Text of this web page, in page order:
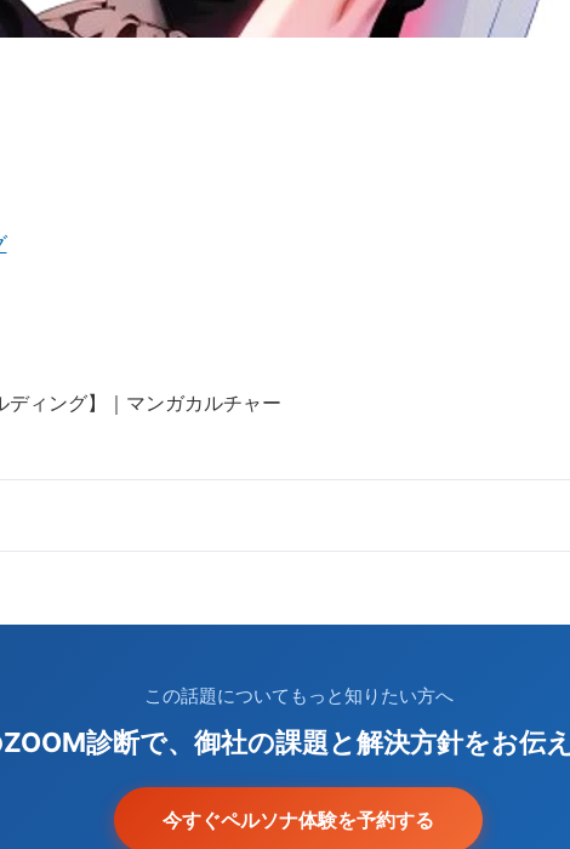
ディング】｜マンガカルチャー
この話題についてもっと知りたい方へ
診断で、御社の課題と解決方針をお伝
今すぐペルソナ体験を予約する